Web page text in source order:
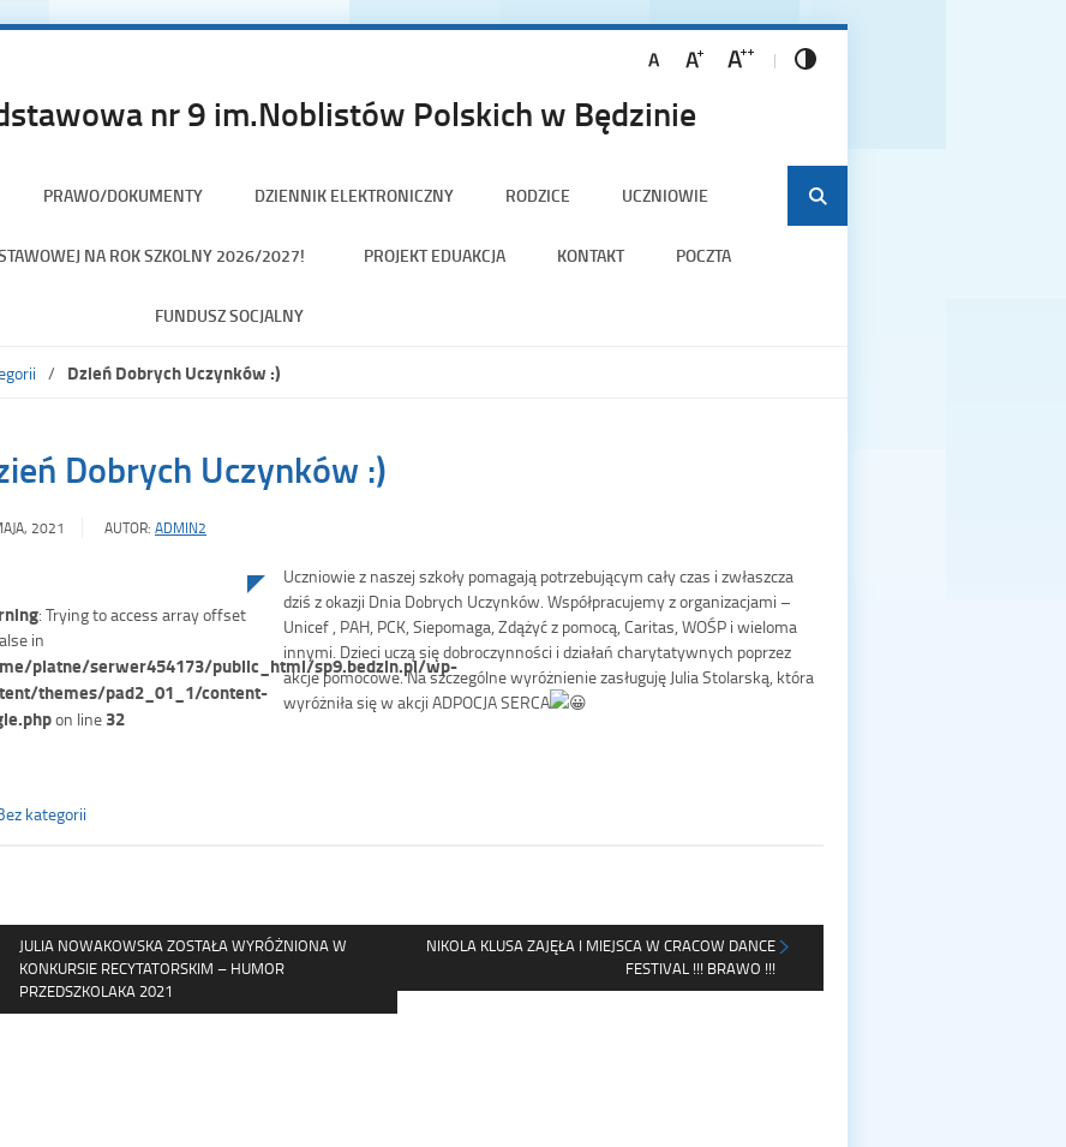
nr 9 im.Noblistów Polskich w Będzinie
PRAWO/DOKUMENTY DZIENNIK ELEKTRONICZNY RODZICE UCZNIOWIE
NA ROK SZKOLNY 2026/2027! PROJEKT EDUAKCJA KONTAKT POCZTA
FUNDUSZ SOCJALNY
Dzień Dobrych Uczynków :)
Dobrych Uczynków :)
2021 AUTOR: ADMIN2
: Trying to access array offset
in
platne/serwer454173/public_html/sp9.bedzin.pl/wp-
themes/pad2_01_1/content-
on line 32
Uczniowie z naszej szkoły pomagają potrzebującym cały czas i zwłaszcza
dziś z okazji Dnia Dobrych Uczynków. Współpracujemy z organizacjami –
Unicef , PAH, PCK, Siepomaga, Zdążyć z pomocą, Caritas, WOŚP i wieloma
innymi. Dzieci uczą się dobroczynności i działań charytatywnych poprzez
akcje pomocowe. Na szczególne wyróżnienie zasługuję Julia Stolarską, która
wyróżniła się w akcji ADPOCJA SERCA
kategorii
JULIA NOWAKOWSKA ZOSTAŁA WYRÓŻNIONA W
KONKURSIE RECYTATORSKIM – HUMOR
PRZEDSZKOLAKA 2021
NIKOLA KLUSA ZAJĘŁA I MIEJSCA W CRACOW DANCE
FESTIVAL !!! BRAWO !!!